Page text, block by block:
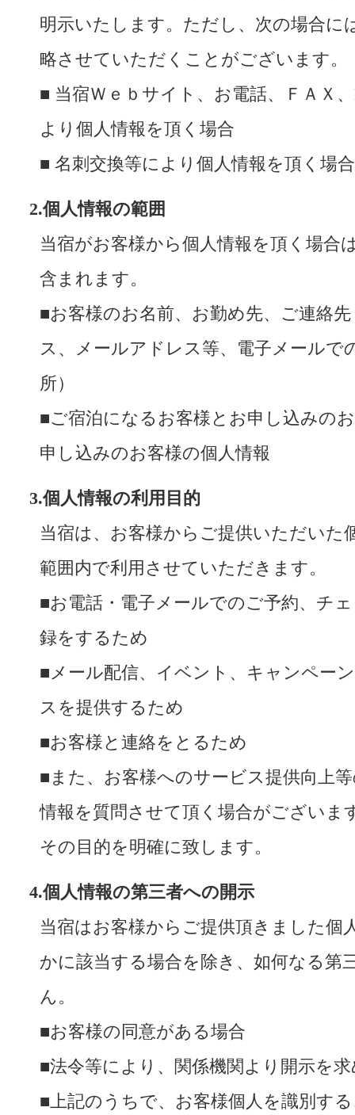
明示いたします。ただし、次の場合に
略させていただくことがございます。
■ 当宿Ｗｅｂサイト、お電話、ＦＡＸ
より個人情報を頂く場合
■ 名刺交換等により個人情報を頂く場合
2.個人情報の範囲
当宿がお客様から個人情報を頂く場合
含まれます。
■お客様のお名前、お勤め先、ご連絡
ス、メールアドレス等、電子メールで
所）
■ご宿泊になるお客様とお申し込みの
申し込みのお客様の個人情報
3.個人情報の利用目的
当宿は、お客様からご提供いただいた
範囲内で利用させていただきます。
■お電話・電子メールでのご予約、チ
録をするため
■メール配信、イベント、キャンペー
スを提供するため
■お客様と連絡をとるため
■また、お客様へのサービス提供向上
情報を質問させて頂く場合がございま
その目的を明確に致します。
4.個人情報の第三者への開示
当宿はお客様からご提供頂きました個
かに該当する場合を除き、如何なる第
ん。
■お客様の同意がある場合
■法令等により、関係機関より開示を
■上記のうちで、お客様個人を識別す